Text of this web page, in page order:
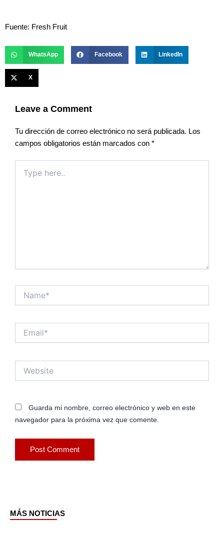
Fuente: Fresh Fruit
WhatsApp Facebook LinkedIn
X
Leave a Comment
Tu dirección de correo electrónico no será publicada. Los
campos obligatorios están marcados con *
here..
Guarda mi nombre, correo electrónico y web en este
navegador para la próxima vez que comente.
MÁS NOTICIAS